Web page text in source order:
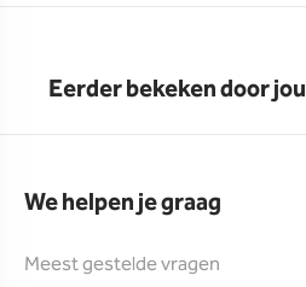
Eerder bekeken door jou
We helpen je graag
Meest gestelde vragen